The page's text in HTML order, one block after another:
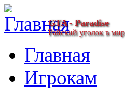
GTA - Paradise
Райский уголок в
Главная
Игрокам